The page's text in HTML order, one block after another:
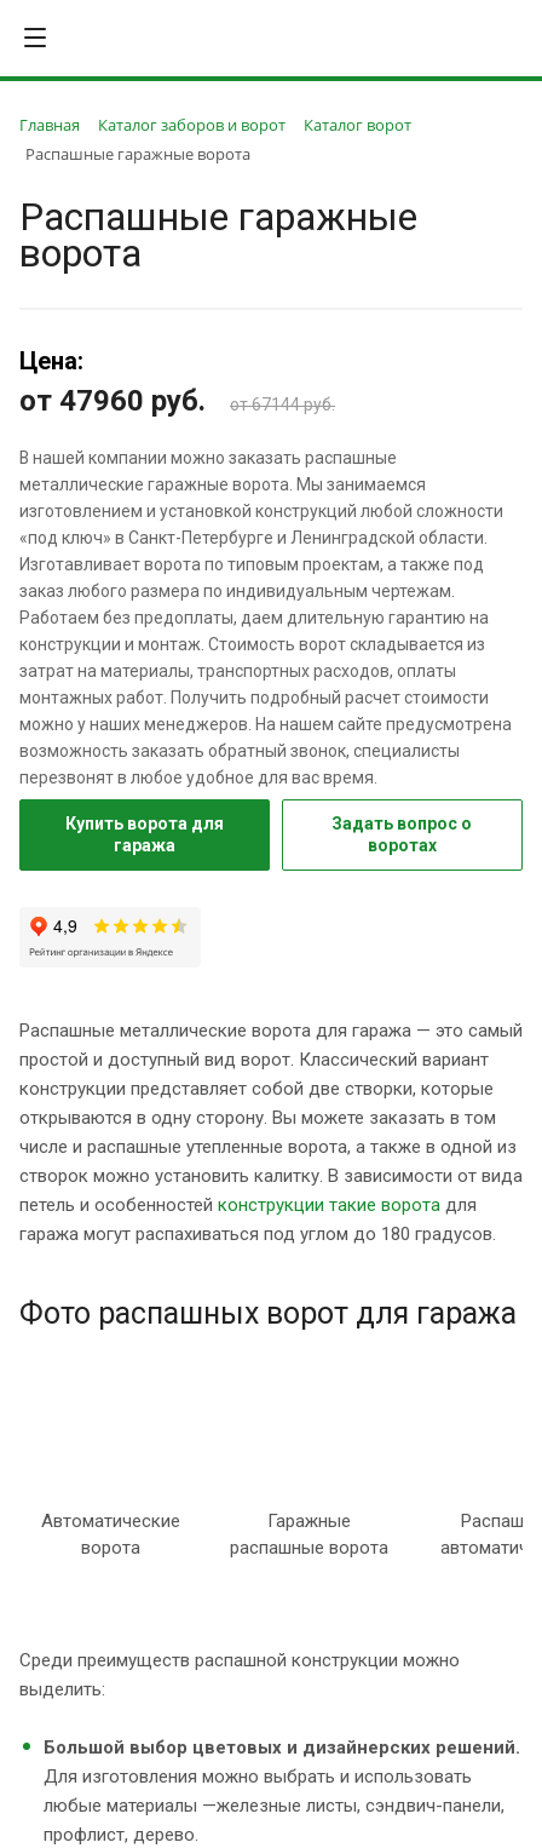
Главная Каталог заборов и ворот
Каталог ворот
Распашные гаражные ворота
Распашные гаражные
ворота
Цена:
от 47960 руб. от 67144 руб.
В нашей компании можно заказать распашные
металлические гаражные ворота. Мы занимаемся
изготовлением и установкой конструкций любой сложности
«под ключ» в Санкт-Петербурге и Ленинградской области.
Изготавливает ворота по типовым проектам, а также под
заказ любого размера по индивидуальным чертежам.
Работаем без предоплаты, даем длительную гарантию на
конструкции и монтаж. Стоимость ворот складывается из
затрат на материалы, транспортных расходов, оплаты
монтажных работ. Получить подробный расчет стоимости
можно у наших менеджеров. На нашем сайте предусмотрена
возможность заказать обратный звонок, специалисты
перезвонят в любое удобное для вас время.
Купить ворота для
гаража
Задать вопрос о
воротах
Распашные металлические ворота для гаража — это самый
простой и доступный вид ворот. Классический вариант
конструкции представляет собой две створки, которые
открываются в одну сторону. Вы можете заказать в том
числе и распашные утепленные ворота, а также в одной из
створок можно установить калитку. В зависимости от вида
петель и особенностей конструкции такие ворота для
гаража могут распахиваться под углом до 180 градусов.
Фото распашных ворот для гаража
Автоматические
ворота
Гаражные
распашные ворота
Среди преимуществ распашной конструкции можно
выделить:
Большой выбор цветовых и дизайнерских решений.
Для изготовления можно выбрать и использовать
любые материалы —железные листы, сэндвич-панели,
профлист, дерево.